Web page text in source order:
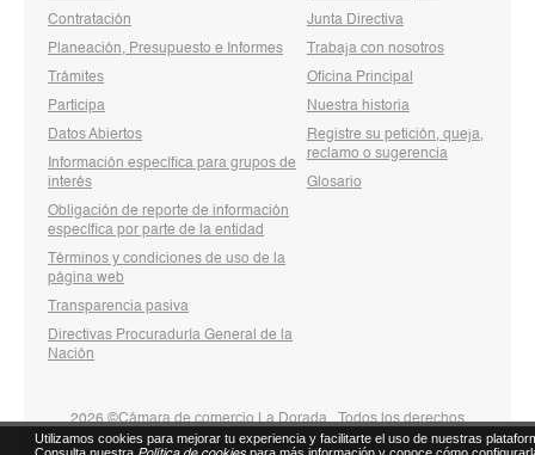
Contratación
Planeación, Presupuesto e Informes
Trámites
Participa
Datos Abiertos
Información específica para grupos de
interés
Obligación de reporte de información
específica por parte de la entidad
Términos y condiciones de uso de la
página web
Transparencia pasiva
Directivas Procuraduría General de la
Nación
Junta Directiva
Trabaja con nosotros
Oficina Principal
Nuestra historia
Registre su petición, queja,
reclamo o sugerencia
Glosario
2026 ©Cámara de comercio La Dorada . Todos los derechos
reservados
Utilizamos cookies para mejorar tu experiencia y facilitarte el uso de nuestras